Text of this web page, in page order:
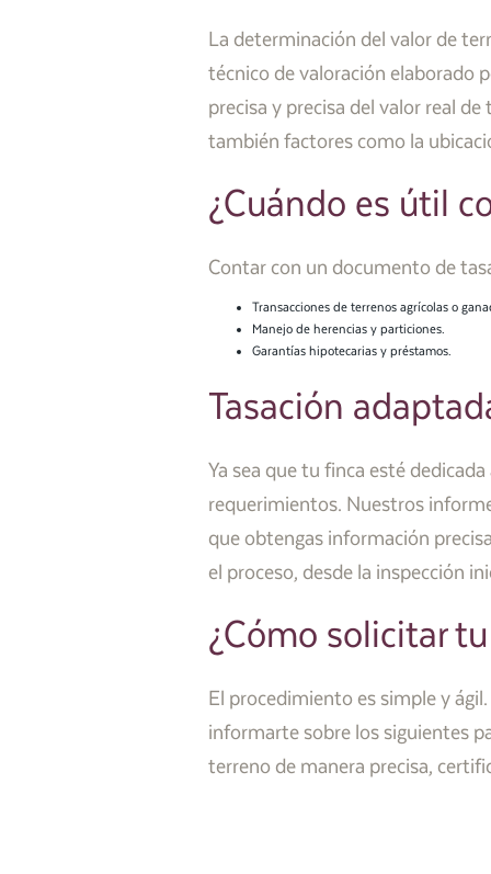
La determinación del valor de
técnico de valoración elaborado
precisa y precisa del valor real
también factores como la
¿Cuándo es útil
Contar con un documento de
Transacciones de terrenos agrícolas o
Manejo de herencias y particiones.
Garantías hipotecarias y préstamos.
Tasación
Ya sea que tu finca esté
requerimientos. Nuestros
que obtengas información
el proceso, desde la inspección
¿Cómo solicitar
El procedimiento es simple y
informarte sobre los siguientes
terreno de manera precisa,